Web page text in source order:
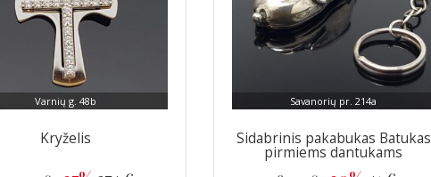
Varnių g. 48b
Kryželis
Savanorių pr. 214a
Sidabrinis pakabukas Batukas
pirmiems dantukams